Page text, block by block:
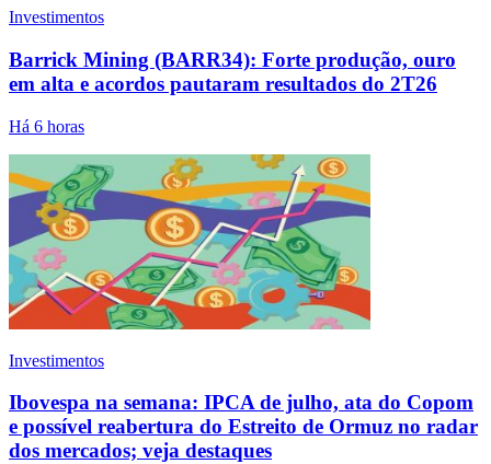
Investimentos
Barrick Mining (BARR34): Forte produção, ouro
em alta e acordos pautaram resultados do 2T26
Há 6 horas
Investimentos
Ibovespa na semana: IPCA de julho, ata do Copom
e possível reabertura do Estreito de Ormuz no radar
dos mercados; veja destaques